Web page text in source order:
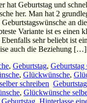
hat Geburtstag und
her. Man hat 2
an
Variante ist es einen
sehr beliebt ist
auch die Beziehung […]
, Geburtstag,
, Glückwünsche,
schreiben
, Glückwünsche